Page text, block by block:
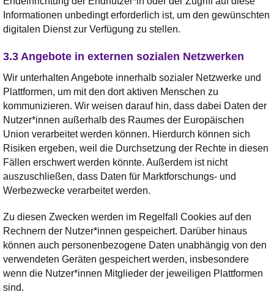
Informationen unbedingt erforderlich ist, um den gewünschten
digitalen Dienst zur Verfügung zu stellen.
3.3 Angebote in externen sozialen Netzwerken
Wir unterhalten Angebote innerhalb sozialer Netzwerke und
Plattformen, um mit den dort aktiven Menschen zu
kommunizieren. Wir weisen darauf hin, dass dabei Daten der
Nutzer*innen außerhalb des Raumes der Europäischen
Union verarbeitet werden können. Hierdurch können sich
Risiken ergeben, weil die Durchsetzung der Rechte in diesen
Fällen erschwert werden könnte. Außerdem ist nicht
auszuschließen, dass Daten für Marktforschungs- und
Werbezwecke verarbeitet werden.
Zu diesen Zwecken werden im Regelfall Cookies auf den
Rechnern der Nutzer*innen gespeichert. Darüber hinaus
können auch personenbezogene Daten unabhängig von den
verwendeten Geräten gespeichert werden, insbesondere
wenn die Nutzer*innen Mitglieder der jeweiligen Plattformen
sind.